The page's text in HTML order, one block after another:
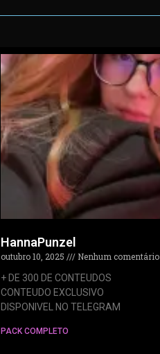
HannaPunzel
outubro 10, 2025
Nenhum comentário
+ DE 300 DE CONTEUDOS
CONTEUDO EXCLUSIVO
DISPONIVEL NO TELEGRAM
PACK COMPLETO